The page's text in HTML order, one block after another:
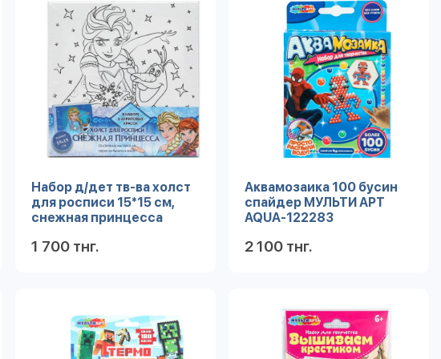
Набор д/дет тв-ва холст
для росписи 15*15 см,
снежная принцесса
FR (48)
1 700 тнг.
Аквамозаика 100 бусин
спайдер МУЛЬТИ АРТ
AQUA-122283
2 100 тнг.